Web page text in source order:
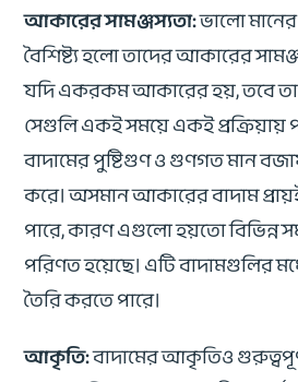
আকারের সামঞ্জস্যতা:ভালো
বৈশিষ্ট্য হলো তাদের আকারের
যদি একরকম আকারের হয়, তবে তা
সেগুলি একই সময়ে একই প্রক্রিয়ায়
বাদামের পুষ্টিগুণ ও গুণগত মান
করে। অসমান আকারের বাদাম
পারে, কারণ এগুলো হয়তো বিভিন্ন
পরিণত হয়েছে। এটি বাদামগুলির
তৈরি করতে পারে।
আকৃতি:বাদামের আকৃতিও